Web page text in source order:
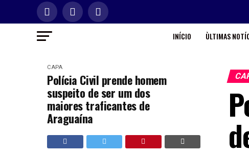
INÍCIO ÙLTIMAS
CAPA
Polícia Civil prende homem
suspeito de ser um dos
maiores traficantes de
Araguaína